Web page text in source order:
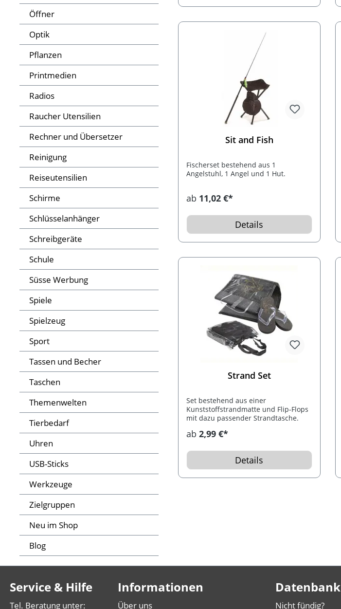
Öffner
Optik
Pflanzen
Printmedien
Radios
Raucher Utensilien
Rechner und Übersetzer
Reinigung
Reiseutensilien
Schirme
Schlüsselanhänger
Schreibgeräte
Schule
Süsse Werbung
Spiele
Spielzeug
Sport
Tassen und Becher
Taschen
Themenwelten
Tierbedarf
Uhren
USB-Sticks
Werkzeuge
Zielgruppen
Neu im Shop
Blog
Sit and Fish
Fischerset bestehend aus 1
Angelstuhl, 1 Angel und 1 Hut.
ab 11,02 €*
Details
Strand Set
Set bestehend aus einer
Kunststoffstrandmatte und Flip-Flops
mit dazu passender Strandtasche.
ab 2,99 €*
Details
Service & Hilfe
Tel. Beratung unter:
Informationen
Über uns
Datenbank
Nicht fündig?